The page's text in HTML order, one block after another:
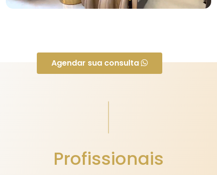
Agendar sua consulta
Profissionais